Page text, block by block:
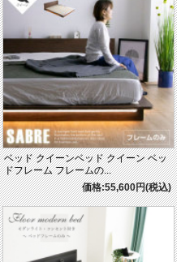
ベッド クイーンベッド クイーン ベッ
ドフレーム フレームの...
価格:55,600円(税込)